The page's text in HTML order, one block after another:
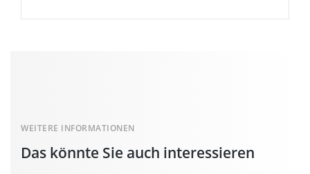
Das könnte Sie auch interessieren
WEITERE INFORMATIONEN